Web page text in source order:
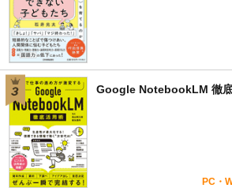
Google NotebookLM 徹
PC・